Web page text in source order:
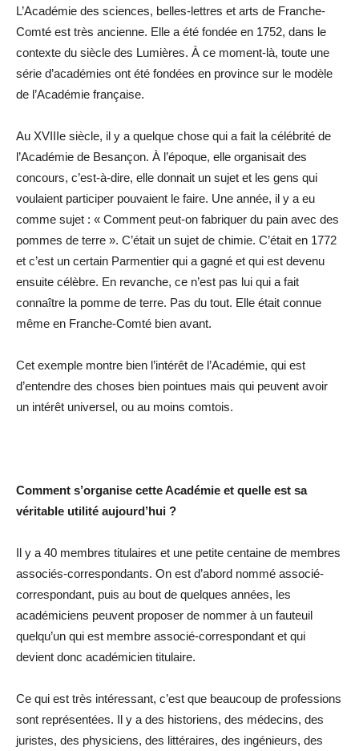
L’Académie des sciences, belles-lettres et arts de Franche-
Comté est très ancienne. Elle a été fondée en 1752, dans le
contexte du siècle des Lumières. À ce moment-là, toute une
série d’académies ont été fondées en province sur le modèle
de l’Académie française.
Au XVIIIe siècle, il y a quelque chose qui a fait la célébrité de
l’Académie de Besançon. À l’époque, elle organisait des
concours, c’est-à-dire, elle donnait un sujet et les gens qui
voulaient participer pouvaient le faire. Une année, il y a eu
comme sujet : « Comment peut-on fabriquer du pain avec des
pommes de terre ». C’était un sujet de chimie. C’était en 1772
et c’est un certain Parmentier qui a gagné et qui est devenu
ensuite célèbre. En revanche, ce n’est pas lui qui a fait
connaître la pomme de terre. Pas du tout. Elle était connue
même en Franche-Comté bien avant.
Cet exemple montre bien l’intérêt de l’Académie, qui est
d’entendre des choses bien pointues mais qui peuvent avoir
un intérêt universel, ou au moins comtois.
Comment s’organise cette Académie et quelle est sa
véritable utilité aujourd’hui ?
Il y a 40 membres titulaires et une petite centaine de membres
associés-correspondants. On est d’abord nommé associé-
correspondant, puis au bout de quelques années, les
académiciens peuvent proposer de nommer à un fauteuil
quelqu’un qui est membre associé-correspondant et qui
devient donc académicien titulaire.
Ce qui est très intéressant, c’est que beaucoup de professions
sont représentées. Il y a des historiens, des médecins, des
juristes, des physiciens, des littéraires, des ingénieurs, des